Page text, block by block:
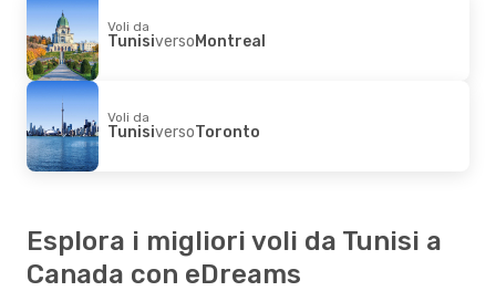
Voli da
TunisiversoMontreal
Voli da
TunisiversoToronto
Esplora i migliori voli da Tunisi a
Canada con eDreams